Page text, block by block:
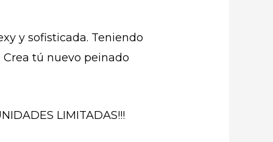
y sofisticada. Teniendo
tú nuevo peinado
LIMITADAS!!!